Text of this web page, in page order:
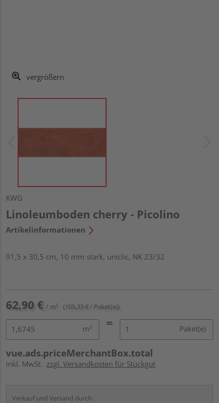
vergrößern
KWG
Linoleumboden cherry - Picolino
Artikelinformationen
91,5 x 30,5 cm, 10 mm stark, uniclic, NK 23/32
62,90 € / m² (105,33 € / Paket(e))
m² Paket(e)
vue.ads.priceMerchantBox.total
inkl. MwSt. zzgl. Versandkosten für Stückgut
Verkauf und Versand durch: